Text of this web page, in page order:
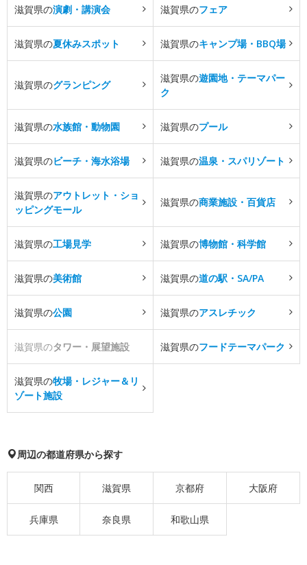
滋賀県の演劇・講演会 滋賀県のフェア
滋賀県の夏休みスポット 滋賀県のキャンプ場・BBQ場
滋賀県のグランピング
滋賀県の遊園地・テーマパー
ク
滋賀県の水族館・動物園 滋賀県のプール
滋賀県のビーチ・海水浴場 滋賀県の温泉・スパリゾート
滋賀県のアウトレット・ショ
ッピングモール
滋賀県の商業施設・百貨店
滋賀県の工場見学 滋賀県の博物館・科学館
滋賀県の美術館 滋賀県の道の駅・SA/PA
滋賀県の公園 滋賀県のアスレチック
滋賀県のタワー・展望施設 滋賀県のフードテーマパーク
滋賀県の牧場・レジャー＆リ
ゾート施設
周辺の都道府県から探す
関西 滋賀県 京都府 大阪府
兵庫県 奈良県 和歌山県